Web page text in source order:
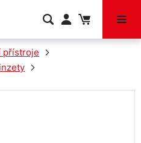
přístroje